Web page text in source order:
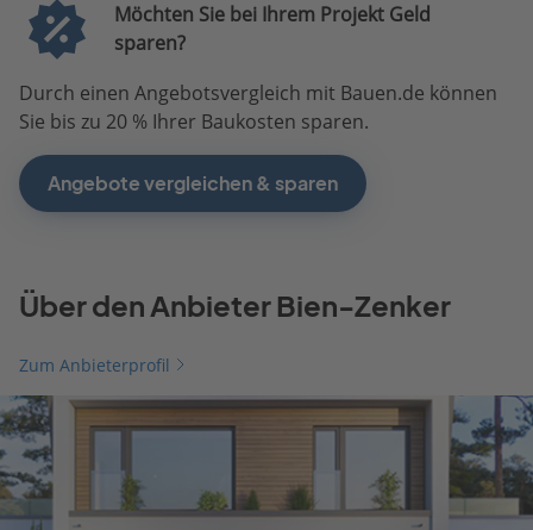
Möchten Sie bei Ihrem Projekt Geld
sparen?
Durch einen Angebotsvergleich mit Bauen.de können
Sie bis zu 20 % Ihrer Baukosten sparen.
Angebote vergleichen & sparen
Über den Anbieter Bien-Zenker
Zum Anbieterprofil